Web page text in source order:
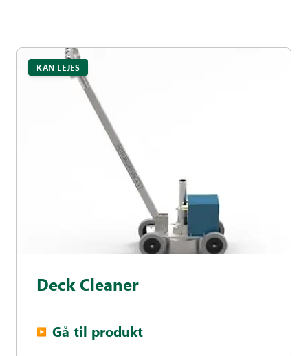
KAN LEJES
Deck Cleaner
▶︎ Gå til produkt